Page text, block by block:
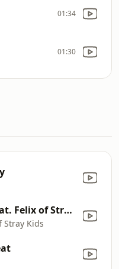
01:34
01:30
ReawakeR (feat. Felix of Stray Kids)
Stray Kids